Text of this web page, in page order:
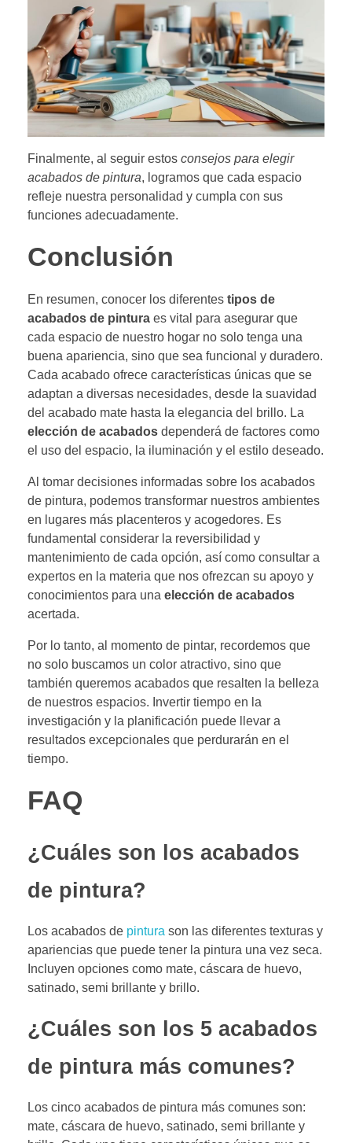
Finalmente, al seguir estos consejos para elegir
acabados de pintura, logramos que cada espacio
refleje nuestra personalidad y cumpla con sus
funciones adecuadamente.
Conclusión
En resumen, conocer los diferentes tipos de
acabados de pintura es vital para asegurar que
cada espacio de nuestro hogar no solo tenga una
buena apariencia, sino que sea funcional y duradero.
Cada acabado ofrece características únicas que se
adaptan a diversas necesidades, desde la suavidad
del acabado mate hasta la elegancia del brillo. La
elección de acabados dependerá de factores como
el uso del espacio, la iluminación y el estilo deseado.
Al tomar decisiones informadas sobre los acabados
de pintura, podemos transformar nuestros ambientes
en lugares más placenteros y acogedores. Es
fundamental considerar la reversibilidad y
mantenimiento de cada opción, así como consultar a
expertos en la materia que nos ofrezcan su apoyo y
conocimientos para una elección de acabados
acertada.
Por lo tanto, al momento de pintar, recordemos que
no solo buscamos un color atractivo, sino que
también queremos acabados que resalten la belleza
de nuestros espacios. Invertir tiempo en la
investigación y la planificación puede llevar a
resultados excepcionales que perdurarán en el
tiempo.
FAQ
¿Cuáles son los acabados
de pintura?
Los acabados de pintura son las diferentes texturas y
apariencias que puede tener la pintura una vez seca.
Incluyen opciones como mate, cáscara de huevo,
satinado, semi brillante y brillo.
¿Cuáles son los 5 acabados
de pintura más comunes?
Los cinco acabados de pintura más comunes son:
mate, cáscara de huevo, satinado, semi brillante y